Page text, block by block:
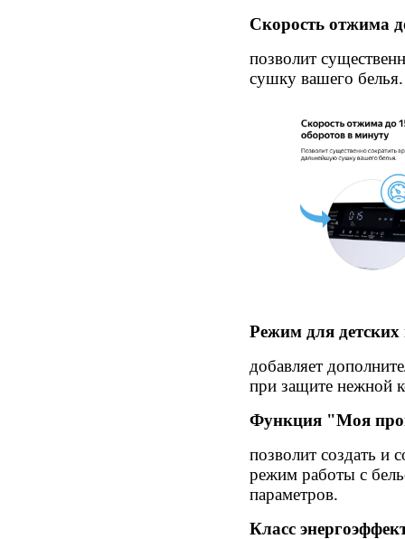
Скорость отжима
позволит
сушку вашего белья.
Режим для
добавляет
при защите нежной
Функция "Моя
позволит создать и
режим работы с
параметров.
Класс